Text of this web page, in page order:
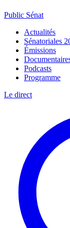
Public Sénat
Actualités
Sénatoriales
Émissions
Podcasts
Programme
Le direct